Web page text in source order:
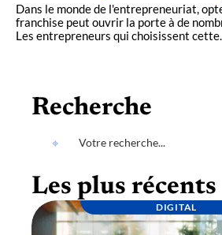
Dans le monde de l'entrepreneuriat,
franchise peut ouvrir la porte à de
Les entrepreneurs qui choisissent cette
Recherche
Les plus récents
DIGITAL